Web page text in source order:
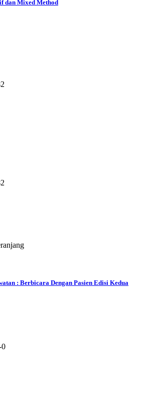
dan Mixed Method
: Berbicara Dengan Pasien Edisi Kedua
0